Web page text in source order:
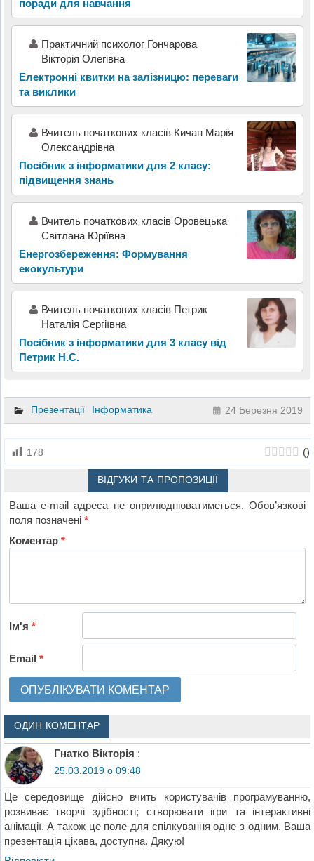
поради для навчання
Практичний психолог Гончарова
Вікторія Олегівна
Електронні квитки на залізницю: переваги
та виклики
Вчитель початкових класів Кичан Марія
Олександрівна
Посібник з інформатики для 2 класу:
підвищення знань
Вчитель початкових класів Оровецька
Світлана Юріївна
Енергозбереження: Формування
екокультури
Вчитель початкових класів Петрик
Наталія Сергіївна
Посібник з інформатики для 3 класу від
Петрик Н.С.
Презентації Інформатика 24 Березня 2019
178 ()
ВІДГУКИ ТА ПРОПОЗИЦІЇ
Ваша e-mail адреса не оприлюднюватиметься. Обов’язкові
поля позначені*
Коментар*
Ім'я*
Email*
ОДИН КОМЕНТАР
Гнатко Вікторія :
25.03.2019 о 09:48
Це середовище дійсно вчить користувачів програмуванню,
розвиває творчі здібності; створювати ігри та інтерактивні
анімації. А також це поле для спілкування одне з одним. Ваша
презентація цікава, доступна. Дякую!